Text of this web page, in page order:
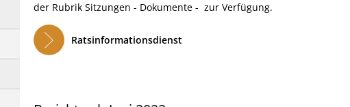
der Rubrik Sitzungen - Dokumente - zur Verfügung.
Ratsinformationsdienst